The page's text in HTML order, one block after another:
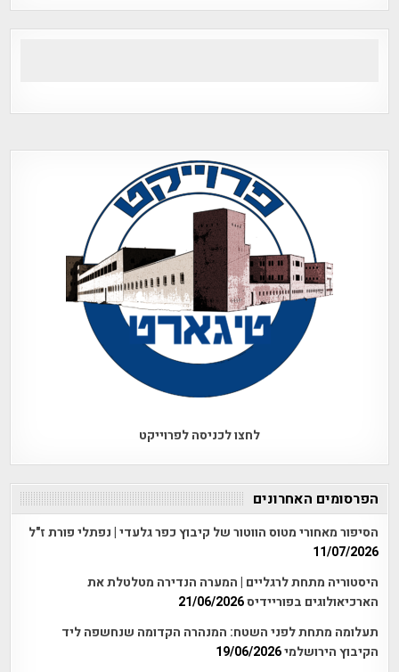
לחצו לכניסה לפרוייקט
הפרסומים האחרונים
הסיפור מאחורי מטוס הווטור של קיבוץ כפר גלעדי | נפתלי פורת ז"ל
11/07/2026
היסטוריה מתחת לרגליים | המערה הנדירה מטלטלת את
הארכיאולוגים בפוריידיס21/06/2026
תעלומה מתחת לפני השטח: המנהרה הקדומה שנחשפה ליד
הקיבוץ הירושלמי19/06/2026